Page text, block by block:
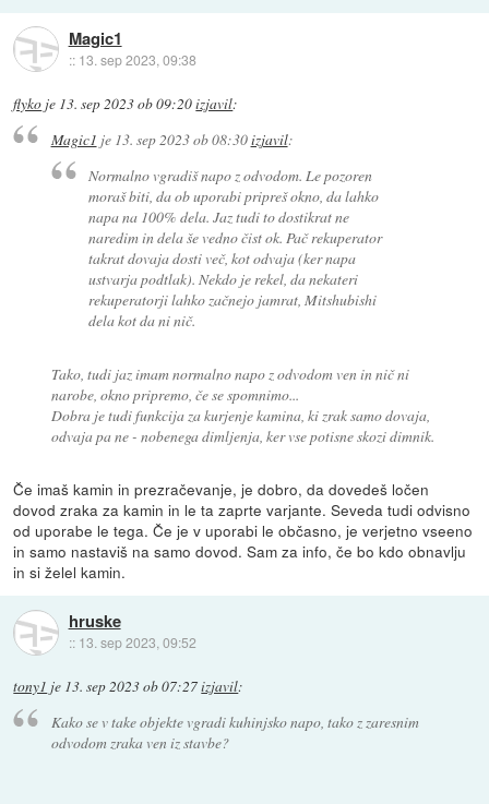
Magic1
:: 13. sep 2023, 09:38
flyko je 13. sep 2023 ob 09:20izjavil:
Magic1 je 13. sep 2023 ob 08:30izjavil:
Normalno vgradiš napo z odvodom. Le pozoren
moraš biti, da ob uporabi pripreš okno, da lahko
napa na 100% dela. Jaz tudi to dostikrat ne
naredim in dela še vedno čist ok. Pač rekuperator
takrat dovaja dosti več, kot odvaja (ker napa
ustvarja podtlak). Nekdo je rekel, da nekateri
rekuperatorji lahko začnejo jamrat, Mitshubishi
dela kot da ni nič.
Tako, tudi jaz imam normalno napo z odvodom ven in nič ni
narobe, okno pripremo, če se spomnimo...
Dobra je tudi funkcija za kurjenje kamina, ki zrak samo dovaja,
odvaja pa ne - nobenega dimljenja, ker vse potisne skozi dimnik.
Če imaš kamin in prezračevanje, je dobro, da dovedeš ločen
dovod zraka za kamin in le ta zaprte varjante. Seveda tudi odvisno
od uporabe le tega. Če je v uporabi le občasno, je verjetno vseeno
in samo nastaviš na samo dovod. Sam za info, če bo kdo obnavlju
in si želel kamin.
hruske
:: 13. sep 2023, 09:52
tony1 je 13. sep 2023 ob 07:27izjavil:
Kako se v take objekte vgradi kuhinjsko napo, tako z zaresnim
odvodom zraka ven iz stavbe?